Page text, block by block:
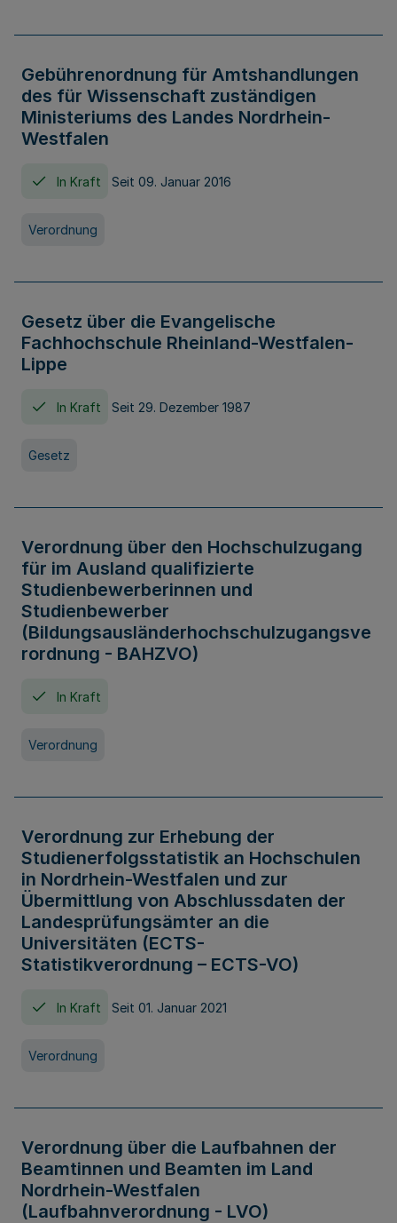
Gebührenordnung für Amtshandlungen
des für Wissenschaft zuständigen
Ministeriums des Landes Nordrhein-
Westfalen
In Kraft Seit 09. Januar 2016
Verordnung
Gesetz über die Evangelische
Fachhochschule Rheinland-Westfalen-
Lippe
In Kraft Seit 29. Dezember 1987
Gesetz
Verordnung über den Hochschulzugang
für im Ausland qualifizierte
Studienbewerberinnen und
Studienbewerber
(Bildungsausländerhochschulzugangsve
rordnung - BAHZVO)
In Kraft
Verordnung
Verordnung zur Erhebung der
Studienerfolgsstatistik an Hochschulen
in Nordrhein-Westfalen und zur
Übermittlung von Abschlussdaten der
Landesprüfungsämter an die
Universitäten (ECTS-
Statistikverordnung – ECTS-VO)
In Kraft Seit 01. Januar 2021
Verordnung
Verordnung über die Laufbahnen der
Beamtinnen und Beamten im Land
Nordrhein-Westfalen
(Laufbahnverordnung - LVO)